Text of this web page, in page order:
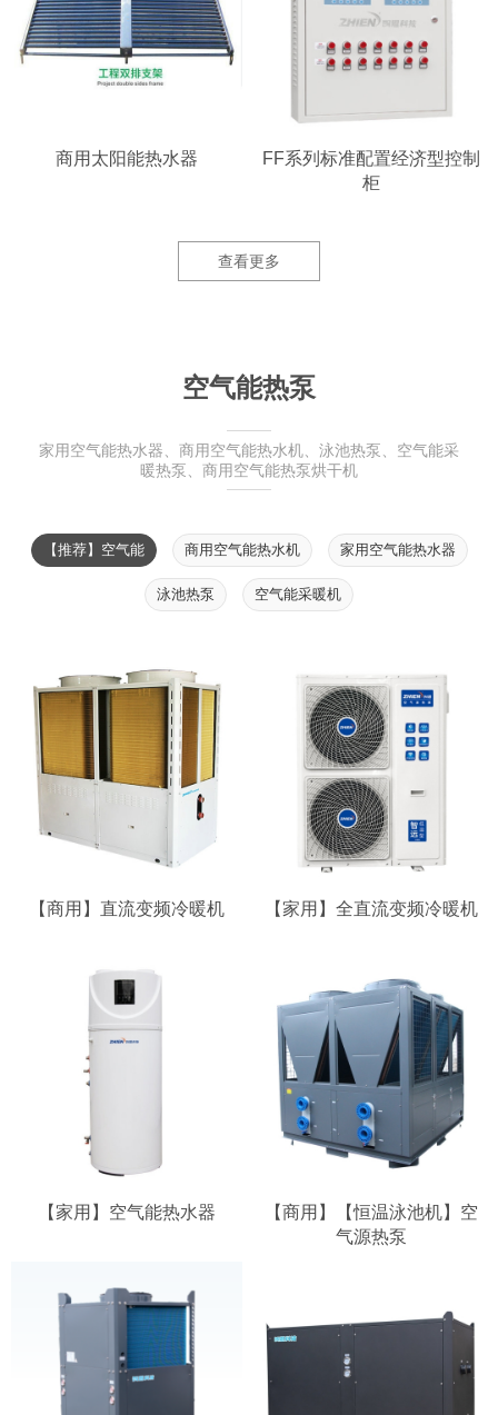
商用太阳能热水器
FF系列标准配置经济型控制
柜
查看更多
空气能热泵
家用空气能热水器、商用空气能热水机、泳池热泵、空气能采
暖热泵、商用空气能热泵烘干机
【推荐】空气能 商用空气能热水机 家用空气能热水器
泳池热泵 空气能采暖机
【商用】直流变频冷暖机 【家用】全直流变频冷暖机
【家用】空气能热水器
【商用】【恒温泳池机】空
气源热泵